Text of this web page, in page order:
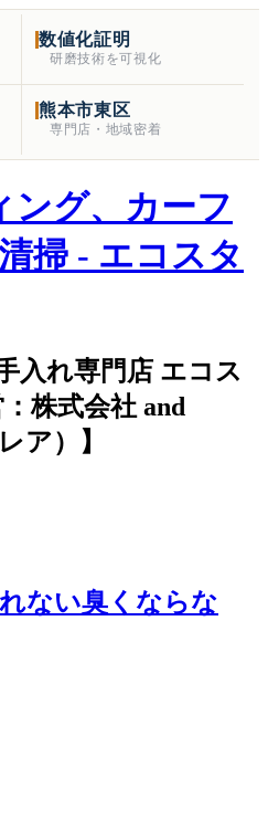
数値化証明
研磨技術を可視化
熊本市東区
専門店・地域密着
入れ専門店 エコス
株式会社 and
ア）】
ない臭くならな